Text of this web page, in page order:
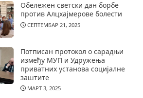
Обележен светски дан борбе
против Алцхајмерове болести
СЕПТЕМБАР 21, 2025
Потписан протокол о сарадњи
између МУП и Удружења
приватних установа социјалне
заштите
МАРТ 3, 2025